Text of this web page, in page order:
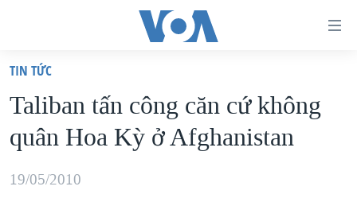
truy
cập
Tới
dung
VIỆT NAM
HOA KỲ
BIỂN ĐÔNG
TIN TỨC
Taliban tấn công căn cứ không
quân Hoa Kỳ ở Afghanistan
19/05/2010